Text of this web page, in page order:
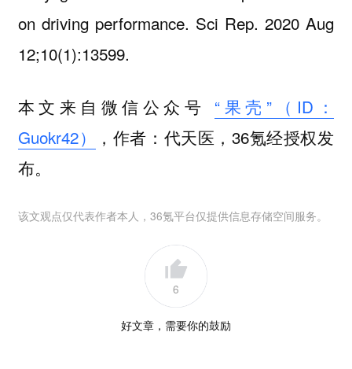
on driving performance. Sci Rep. 2020 Aug
12;10(1):13599.
本文来自微信公众号 “果壳”（ID：
Guokr42）
，作者：代天医，36氪经授权发
布。
该文观点仅代表作者本人，36氪平台仅提供信息存储空间服务。
6
好文章，需要你的鼓励